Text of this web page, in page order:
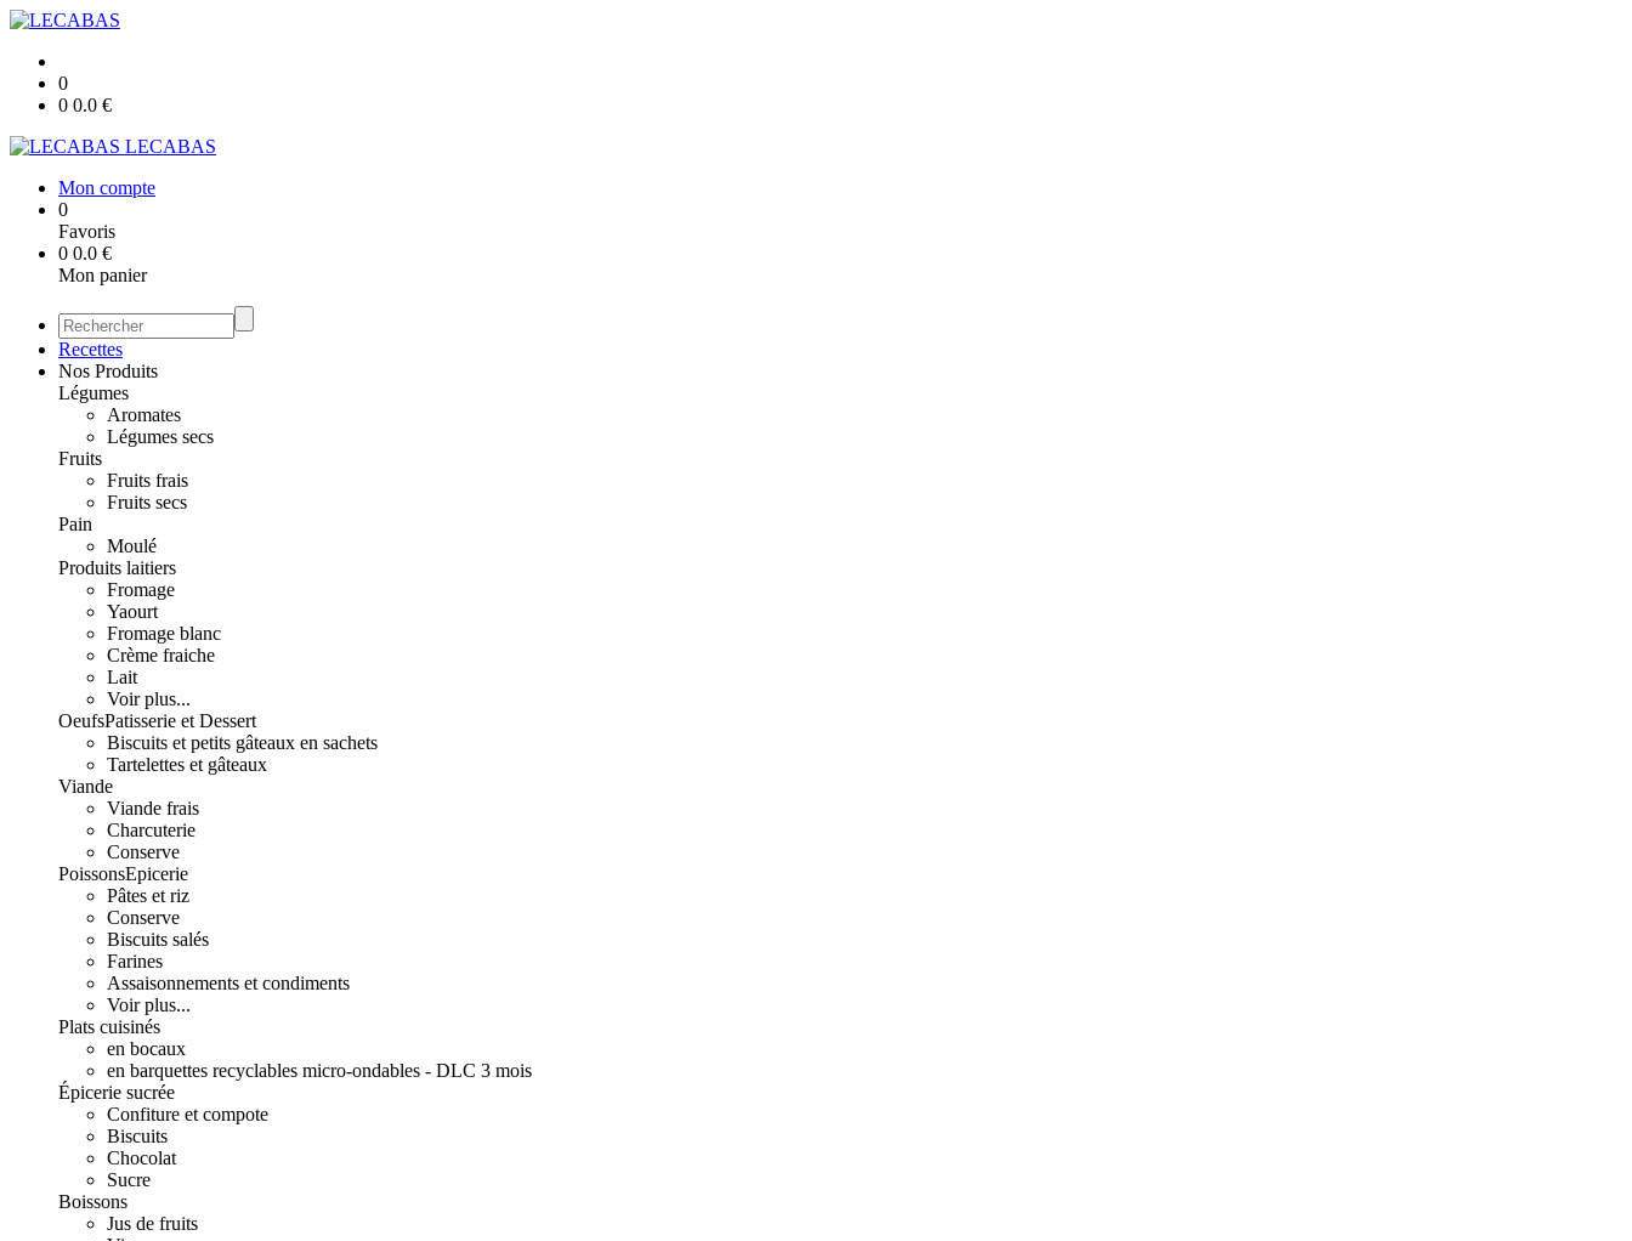
0
0 0.0 €
LECABAS
Mon compte
0
Favoris
0 0.0 €
Mon panier
Recettes
Nos Produits
Légumes
Aromates
Légumes secs
Fruits
Fruits frais
Fruits secs
Pain
Moulé
Produits laitiers
Fromage
Yaourt
Fromage blanc
Crème fraiche
Lait
Voir plus...
OeufsPatisserie et Dessert
Biscuits et petits gâteaux en sachets
Tartelettes et gâteaux
Viande
Viande frais
Charcuterie
Conserve
PoissonsEpicerie
Pâtes et riz
Conserve
Biscuits salés
Farines
Assaisonnements et condiments
Voir plus...
Plats cuisinés
en bocaux
en barquettes recyclables micro-ondables - DLC 3 mois
Épicerie sucrée
Confiture et compote
Biscuits
Chocolat
Sucre
Boissons
Jus de fruits